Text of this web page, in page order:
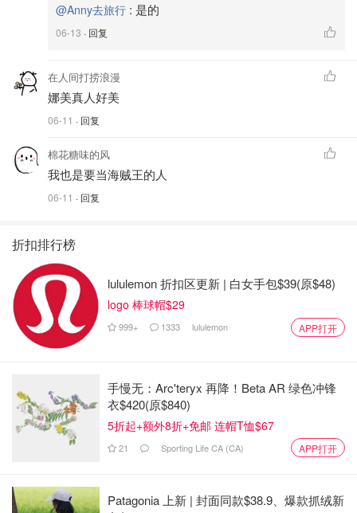
@Anny去旅行 : 是的
06-13 · 回复
在人间打捞浪漫
娜美真人好美
06-11 · 回复
棉花糖味的风
我也是要当海贼王的人
06-11 · 回复
折扣排行榜
lululemon 折扣区更新 | 白女手包$39(原$48)
logo 棒球帽$29
999+ 1333 lululemon APP打开
手慢无：Arc'teryx 再降！Beta AR 绿色冲锋
衣$420(原$840)
5折起+额外8折+免邮 连帽T恤$67
21 Sporting Life CA (CA) APP打开
Patagonia 上新 | 封面同款$38.9、爆款抓绒新